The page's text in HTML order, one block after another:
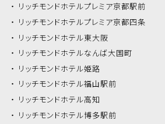
リッチモンドホテルプレミア京都駅前
リッチモンドホテルプレミア京都四条
リッチモンドホテル東大阪
リッチモンドホテルなんば大国町
リッチモンドホテル姫路
リッチモンドホテル福山駅前
リッチモンドホテル高知
リッチモンドホテル博多駅前